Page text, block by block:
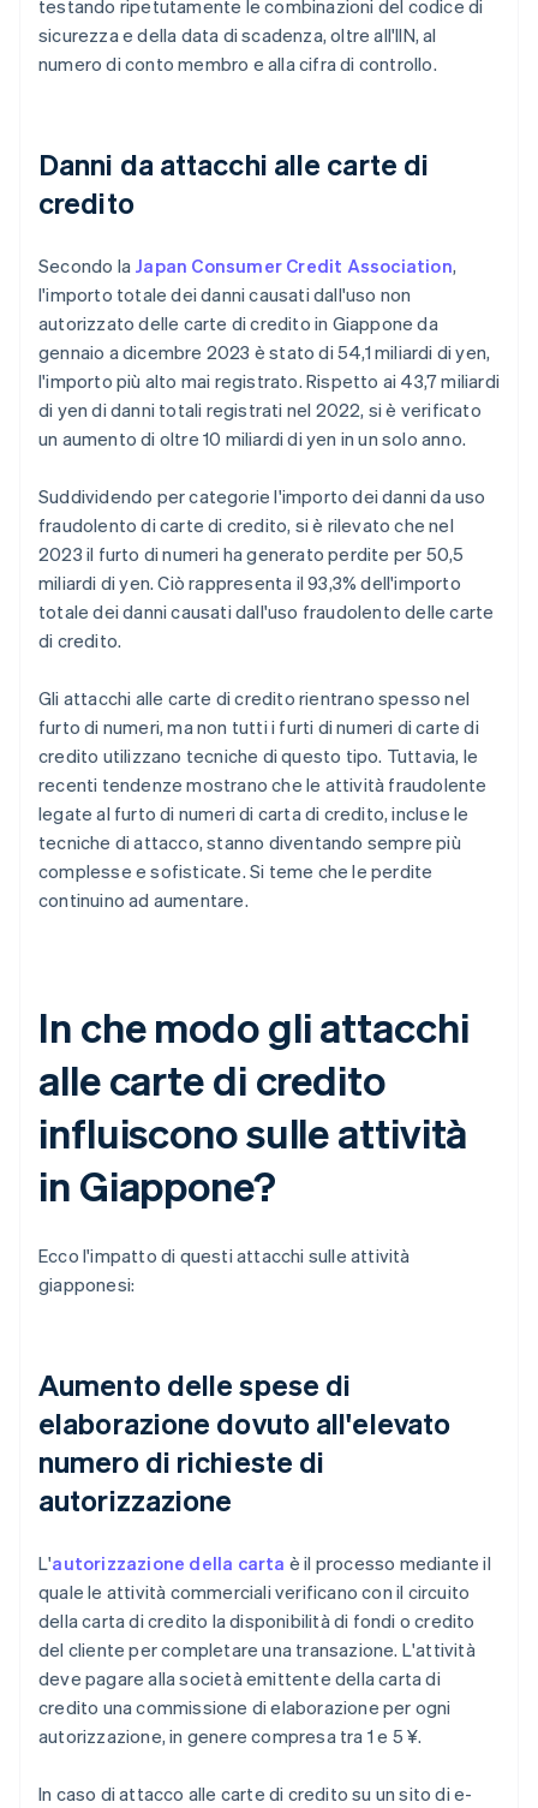
testando ripetutamente le combinazioni del codice di
sicurezza e della data di scadenza, oltre all'IIN, al
numero di conto membro e alla cifra di controllo.
Danni da attacchi alle carte di
credito
Secondo la Japan Consumer Credit Association,
l'importo totale dei danni causati dall'uso non
autorizzato delle carte di credito in Giappone da
gennaio a dicembre 2023 è stato di 54,1 miliardi di yen,
l'importo più alto mai registrato. Rispetto ai 43,7 miliardi
di yen di danni totali registrati nel 2022, si è verificato
un aumento di oltre 10 miliardi di yen in un solo anno.
Suddividendo per categorie l'importo dei danni da uso
fraudolento di carte di credito, si è rilevato che nel
2023 il furto di numeri ha generato perdite per 50,5
miliardi di yen. Ciò rappresenta il 93,3% dell'importo
totale dei danni causati dall'uso fraudolento delle carte
di credito.
Gli attacchi alle carte di credito rientrano spesso nel
furto di numeri, ma non tutti i furti di numeri di carte di
credito utilizzano tecniche di questo tipo. Tuttavia, le
recenti tendenze mostrano che le attività fraudolente
legate al furto di numeri di carta di credito, incluse le
tecniche di attacco, stanno diventando sempre più
complesse e sofisticate. Si teme che le perdite
continuino ad aumentare.
In che modo gli attacchi
alle carte di credito
influiscono sulle attività
in Giappone?
Ecco l'impatto di questi attacchi sulle attività
giapponesi:
Aumento delle spese di
elaborazione dovuto all'elevato
numero di richieste di
autorizzazione
L'autorizzazione della carta è il processo mediante il
quale le attività commerciali verificano con il circuito
della carta di credito la disponibilità di fondi o credito
del cliente per completare una transazione. L'attività
deve pagare alla società emittente della carta di
credito una commissione di elaborazione per ogni
autorizzazione, in genere compresa tra 1 e 5 ¥.
In caso di attacco alle carte di credito su un sito di e-